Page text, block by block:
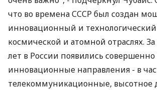
что во времена СССР был создан
инновационный и технологический
космической и атомной отраслях.
лет в России появились
инновационные направления - в
телекоммуникационные, высотное